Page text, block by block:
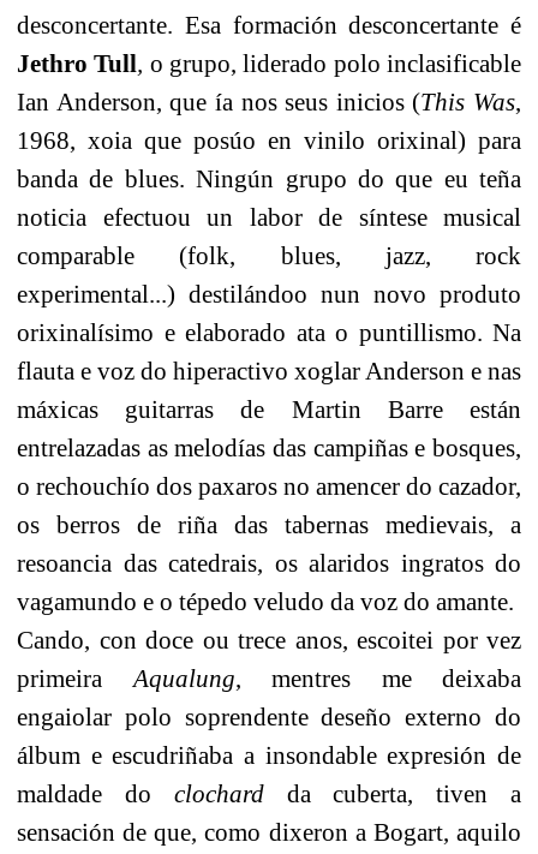
desconcertante. Esa formación desconcertante é
Jethro Tull, o grupo, liderado polo inclasificable
Ian Anderson, que ía nos seus inicios (This Was,
1968, xoia que posúo en vinilo orixinal) para
banda de blues. Ningún grupo do que eu teña
noticia efectuou un labor de síntese musical
comparable (folk, blues, jazz, rock
experimental...) destilándoo nun novo produto
orixinalísimo e elaborado ata o puntillismo. Na
flauta e voz do hiperactivo xoglar Anderson e nas
máxicas guitarras de Martin Barre están
entrelazadas as melodías das campiñas e bosques,
o rechouchío dos paxaros no amencer do cazador,
os berros de riña das tabernas medievais, a
resoancia das catedrais, os alaridos ingratos do
vagamundo e o tépedo veludo da voz do amante.
Cando, con doce ou trece anos, escoitei por vez
primeira Aqualung, mentres me deixaba
engaiolar polo soprendente deseño externo do
álbum e escudriñaba a insondable expresión de
maldade do clochard da cuberta, tiven a
sensación de que, como dixeron a Bogart, aquilo